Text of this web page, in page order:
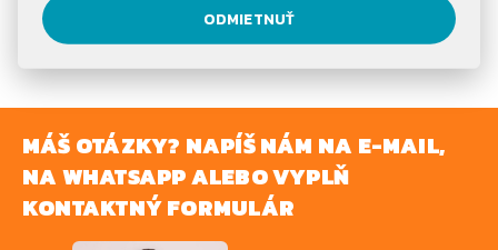
Áno, pozri si programPráca v Austrálii – Work and
MÁŠ OTÁZKY? NAPÍŠ NÁM NA E-MAIL,
NA WHATSAPP ALEBO VYPLŇ
KONTAKTNÝ FORMULÁR
ODMIETNUŤ